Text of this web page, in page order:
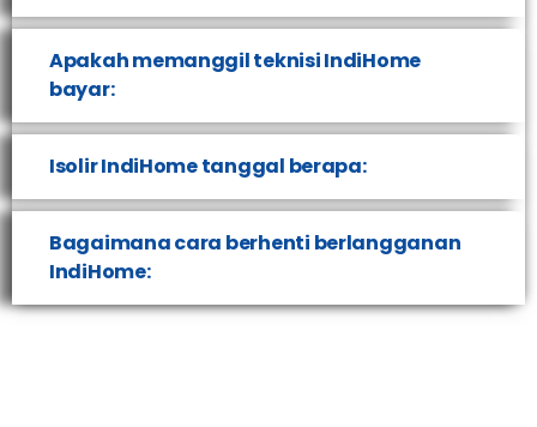
Apakah memanggil teknisi IndiHome
bayar:
Isolir IndiHome tanggal berapa:
Bagaimana cara berhenti berlangganan
IndiHome: